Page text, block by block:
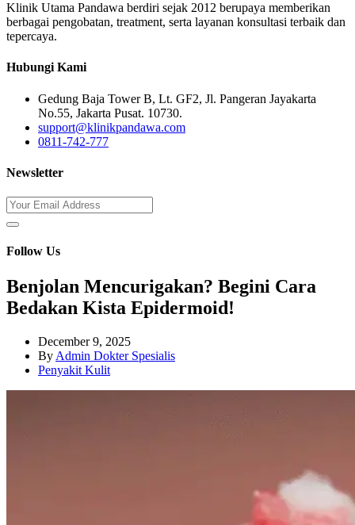
Klinik Utama Pandawa berdiri sejak 2012 berupaya memberikan
berbagai pengobatan, treatment, serta layanan konsultasi terbaik dan
tepercaya.
Hubungi Kami
Gedung Baja Tower B, Lt. GF2, Jl. Pangeran Jayakarta
No.55, Jakarta Pusat. 10730.
support@klinikpandawa.com
0811-742-777
Newsletter
Follow Us
Benjolan Mencurigakan? Begini Cara
Bedakan Kista Epidermoid!
December 9, 2025
By Admin Dokter Spesialis
Penyakit Kulit